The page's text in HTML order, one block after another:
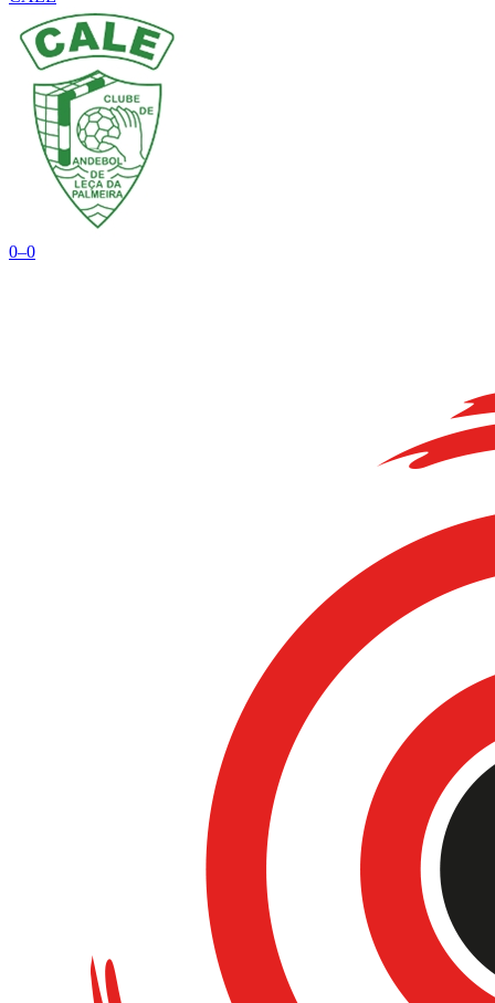
0–0